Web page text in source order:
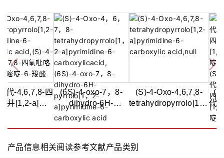
代-4,6,7,8-四
并[1,2-a]嘧
(6S)-4-oxo-7，8-
dihydro-6H-
pyrrolo[1，2-
(S)-4-Oxo-4,6,7,8-
tetrahydropyrrolo[1,2- 代-
四
产品信息相关阅读参考文献产品类别